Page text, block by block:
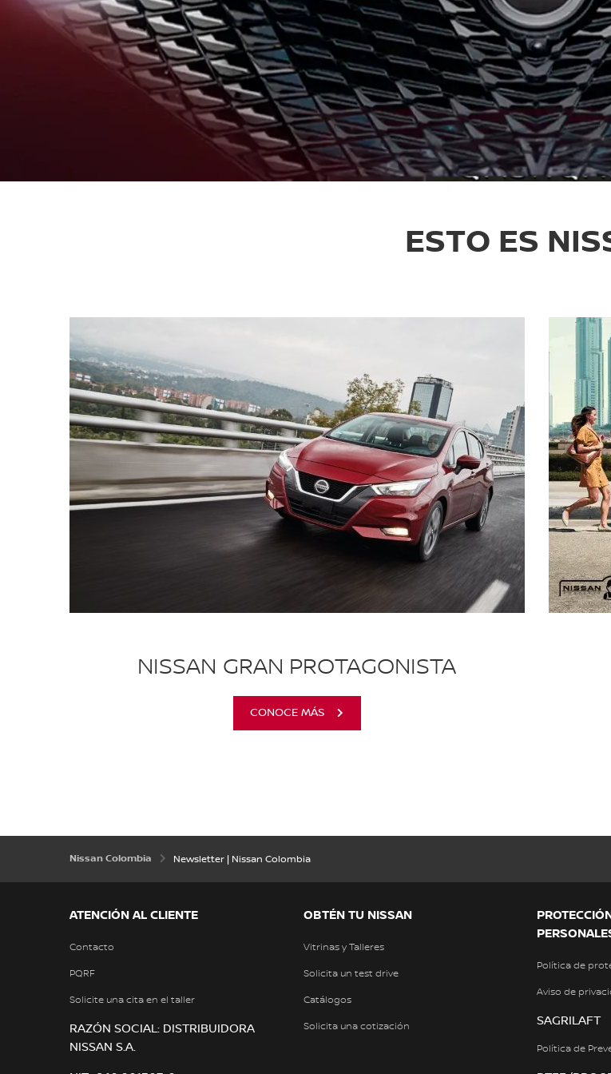
ESTO ES
NISSAN GRAN PROTAGONISTA
CONOCE MÁS
Nissan Colombia Newsletter | Nissan Colombia
ATENCIÓN AL CLIENTE
Contacto
PQRF
Solicite una cita en el taller
RAZÓN SOCIAL: DISTRIBUIDORA
NISSAN S.A.
OBTÉN TU NISSAN
Vitrinas y Talleres
Solicita un test drive
Catálogos
Solicita una cotización
Política de
Aviso de
SAGRILAFT
Política de